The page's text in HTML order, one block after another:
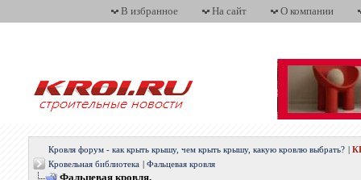
В избранное На сайт О компании
Кровля форум - как крыть крышу, чем крыть крышу, какую кровлю выбрать?
Кровельная библиотека
Фальцевая кровля
Фальцевая кровля.